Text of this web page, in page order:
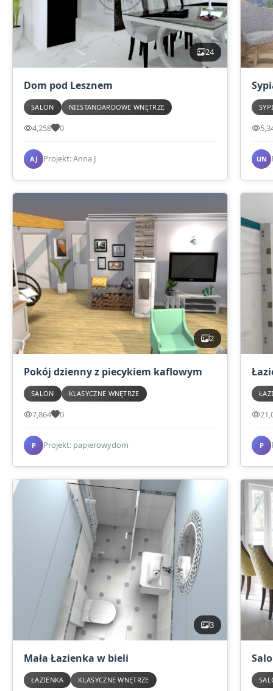
24
Dom pod Lesznem
SALON NIESTANDARDOWE WNĘTRZE
4,258 0
AJ Projekt: Anna J UN
2
Pokój dzienny z piecykiem kaflowym
SALON KLASYCZNE WNĘTRZE
7,864 0
P Projekt: papierowydom P
3
Mała Łazienka w bieli
ŁAZIENKA KLASYCZNE WNĘTRZE